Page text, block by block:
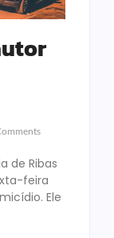
de Ribas
feira
Ele